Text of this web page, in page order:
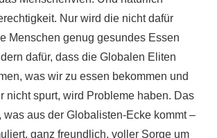
Nur wird die nicht dafür
Menschen genug gesundes Essen
dafür, dass die Globalen Eliten
was wir zu essen bekommen und
nicht spurt, wird Probleme haben. Das
aus der Globalisten-Ecke kommt –
ganz freundlich, voller Sorge um